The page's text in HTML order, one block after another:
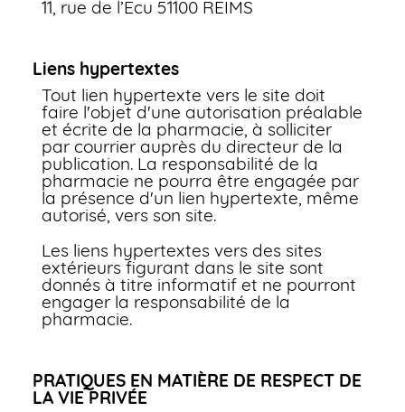
11, rue de l’Ecu 51100 REIMS
Liens hypertextes
Tout lien hypertexte vers le site doit
faire l'objet d'une autorisation préalable
et écrite de la pharmacie, à solliciter
par courrier auprès du directeur de la
publication. La responsabilité de la
pharmacie ne pourra être engagée par
la présence d'un lien hypertexte, même
autorisé, vers son site.
Les liens hypertextes vers des sites
extérieurs figurant dans le site sont
donnés à titre informatif et ne pourront
engager la responsabilité de la
pharmacie.
PRATIQUES EN MATIÈRE DE RESPECT DE
LA VIE PRIVÉE